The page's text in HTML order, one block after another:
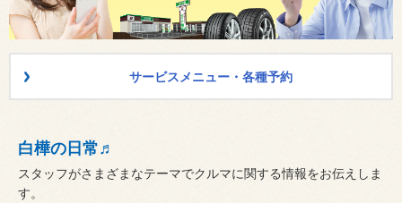
サービスメニュー・各種予約
白樺の日常♬
スタッフがさまざまなテーマでクルマに関する情報をお伝えしま
す。